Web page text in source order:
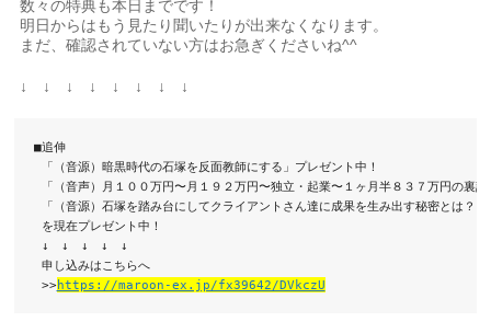
数々の特典も本日までです！
明日からはもう見たり聞いたりが出来なくなります。
まだ、確認されていない方はお急ぎくださいね^^
↓ ↓ ↓ ↓ ↓ ↓ ↓ ↓
■追伸
「（音源）暗黒時代の石塚を反面教師にする」プレゼント中！
「（音声）月１００万円〜月１９２万円〜独立・起業〜１ヶ月半８３７万円の裏話
「（音源）石塚を踏み台にしてクライアントさん達に成果を生み出す秘密とは？」
を現在プレゼント中！
↓　↓　↓　↓　↓
申し込みはこちらへ
>>https://maroon-ex.jp/fx39642/DVkczU